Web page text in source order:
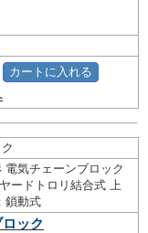
カートに入れる
電気チェーンブロック
ードトロリ結合式 上
鎖動式
ック